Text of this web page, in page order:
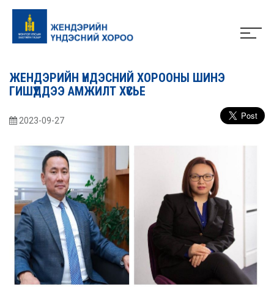
ЖЕНДЭРИЙН ҮНДЭСНИЙ ХОРООНЫ ШИНЭ
ГИШҮҮДДЭЭ АМЖИЛТ ХҮСЬЕ
2023-09-27